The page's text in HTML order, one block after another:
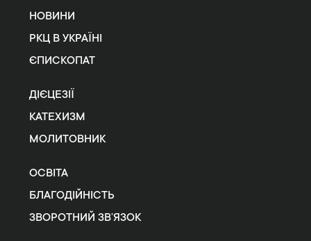
НОВИНИ
РКЦ В УКРАЇНІ
ЄПИСКОПАТ
ДІЄЦЕЗІЇ
КАТЕХИЗМ
МОЛИТОВНИК
ОСВІТА
БЛАГОДІЙНІСТЬ
ЗВОРОТНИЙ ЗВ’ЯЗОК